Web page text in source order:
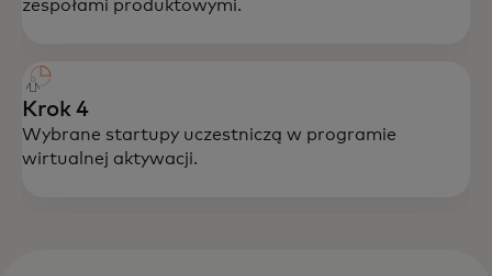
zespołami produktowymi.
Krok 4
Wybrane startupy uczestniczą w programie
wirtualnej aktywacji.